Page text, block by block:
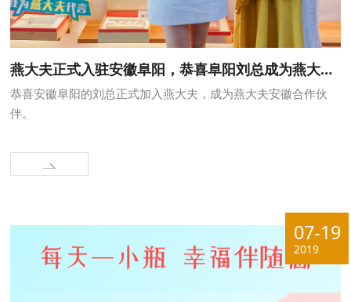
燕大夫正式入驻安徽阜阳，恭喜阜阳刘总成为燕大夫的家人！
恭喜安徽阜阳的刘总正式加入燕大夫，成为燕大夫安徽合作伙
伴。
07-19
2019